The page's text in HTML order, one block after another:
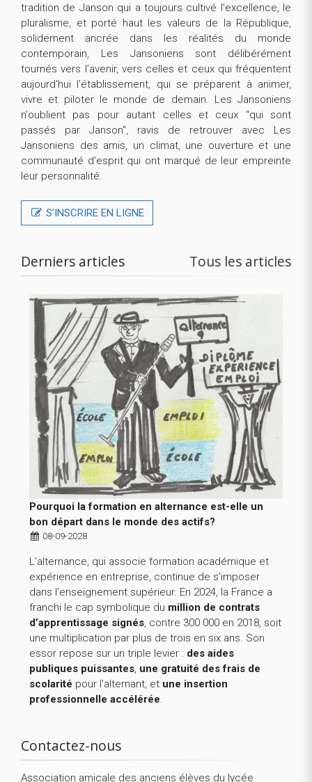
tradition de Janson qui a toujours cultivé l’excellence, le
pluralisme, et porté haut les valeurs de la République,
solidement ancrée dans les réalités du monde
contemporain, Les Jansoniens sont délibérément
tournés vers l’avenir, vers celles et ceux qui fréquentent
aujourd'hui l'établissement, qui se préparent à animer,
vivre et piloter le monde de demain. Les Jansoniens
n'oublient pas pour autant celles et ceux "qui sont
passés par Janson", ravis de retrouver avec Les
Jansoniens des amis, un climat, une ouverture et une
communauté d'esprit qui ont marqué de leur empreinte
leur personnalité.
S’INSCRIRE EN LIGNE
Derniers articles Tous les articles
Pourquoi la formation en alternance est-elle un
bon départ dans le monde des actifs?
08-09-2028
L’alternance, qui associe formation académique et
expérience en entreprise, continue de s’imposer
dans l’enseignement supérieur. En 2024, la France a
franchi le cap symbolique du million de contrats
d’apprentissage signés, contre 300 000 en 2018, soit
une multiplication par plus de trois en six ans. Son
essor repose sur un triple levier : des aides
publiques puissantes, une gratuité des frais de
scolarité pour l’alternant, et une insertion
professionnelle accélérée.
Contactez-nous
Association amicale des anciens élèves du lycée